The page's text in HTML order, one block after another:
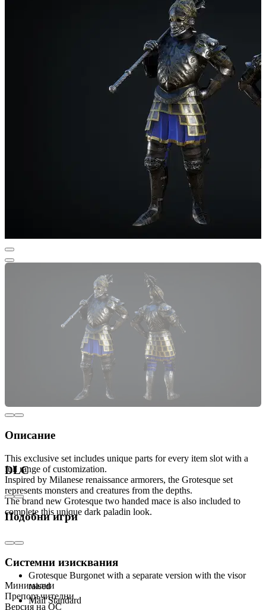
Описание
This exclusive set includes unique parts for every item slot with a
full range of customization.
Inspired by Milanese renaissance armorers, the Grotesque set
represents monsters and creatures from the depths.
The brand new Grotesque two handed mace is also included to
complete this unique dark paladin look.
Includes:
Grotesque Burgonet with a separate version with the visor
raised
Mail Standard
DLC
Подобни игри
Системни изисквания
Минимални
Препоръчителни
Версия на ОС